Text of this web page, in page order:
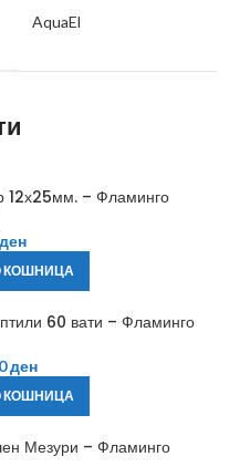
AquaEl
12х25мм. – Фламинго
ден
КОШНИЦА
60 вати – Фламинго
ден
КОШНИЦА
Мезури – Фламинго